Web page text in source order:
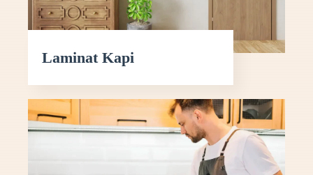
Laminat Kapi